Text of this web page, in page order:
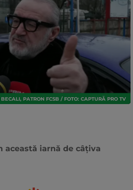
PATRON FCSB / FOTO: CAPTURĂ PRO TV
această iarnă de câțiva